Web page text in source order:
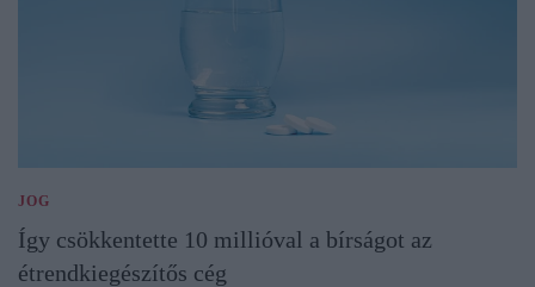
JOG
Így csökkentette 10 millióval a bírságot az
étrendkiegészítős cég